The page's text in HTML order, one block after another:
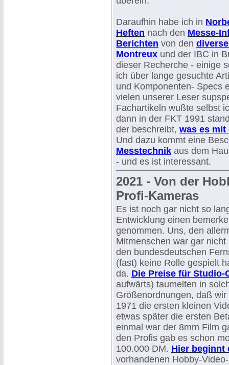
Daraufhin habe ich in
Heften nach den Messe-
Berichten von den
Montreux und der IBC in
dieser Recherche - einige
ich über lange gesuchte
und Komponenten- Specs
vielen unserer Leser
Fachartikeln wußte selbst
dann in der FKT 1991
der beschreibt, was es
Und dazu kommt eine
Messtechnik aus dem
- und es ist interessant.
2021 - Von der
Profi-Kameras
Es ist noch gar nicht so
Entwicklung einen
genommen. Uns, den
Mitmenschen war gar
den bundesdeutschen
(fast) keine Rolle gespielt
da. Die Preise für Studio-
aufwärts) taumelten in
Größenordnungen, daß
1971 die ersten kleinen
etwas später die ersten
einmal war der 8mm Film
den Profis gab es schon
100.000 DM. Hier beginnt
vorhandenen Hobby-